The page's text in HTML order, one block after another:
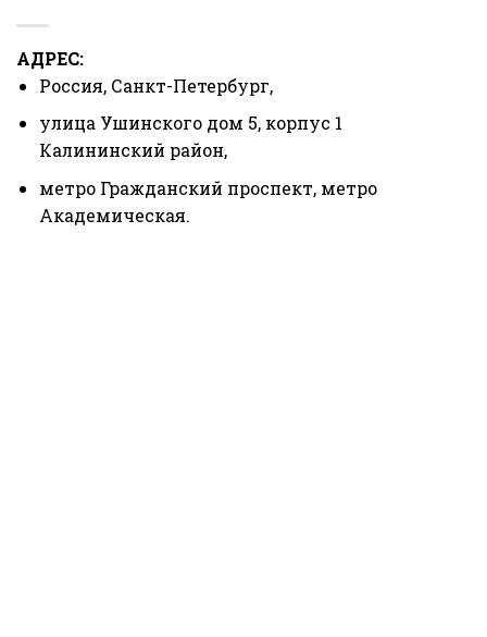
АДРЕС:
Россия, Санкт-Петербург,
улица Ушинского дом 5, корпус 1
Калининский район,
метро Гражданский проспект, метро
Академическая.